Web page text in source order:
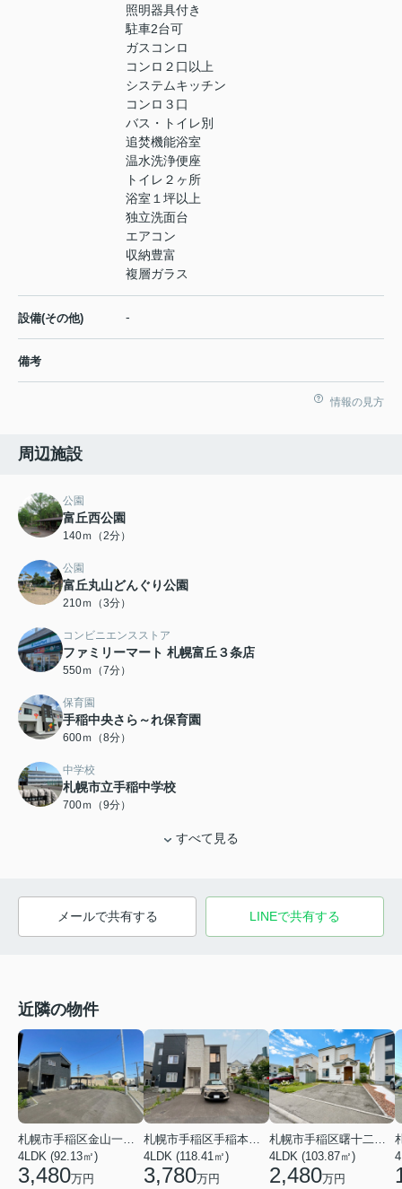
照明器具付き
駐車2台可
ガスコンロ
コンロ２口以上
システムキッチン
コンロ３口
バス・トイレ別
追焚機能浴室
温水洗浄便座
トイレ２ヶ所
浴室１坪以上
独立洗面台
エアコン
収納豊富
複層ガラス
設備(その他) -
備考
情報の見方
周辺施設
公園
富丘西公園
140ｍ（2分）
公園
富丘丸山どんぐり公園
210ｍ（3分）
コンビニエンスストア
ファミリーマート 札幌富丘３条店
550ｍ（7分）
保育園
手稲中央さら～れ保育園
600ｍ（8分）
中学校
札幌市立手稲中学校
700ｍ（9分）
すべて見る
メールで共有する LINEで共有する
近隣の物件
札幌市手稲区金山一条２丁目
4LDK (92.13㎡)
3,480万円
札幌市手稲区手稲本町二条５丁目
4LDK (118.41㎡)
3,780万円
札幌市手稲区曙十二条１丁目
4LDK (103.87㎡)
2,480万円